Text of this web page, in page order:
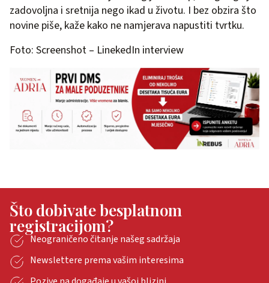
zadovoljna i sretnija nego ikad u životu. I bez obzira što
novine piše, kaže kako ne namjerava napustiti tvrtku.
Foto: Screenshot – LinekedIn interview
Što dobivate besplatnom
registracijom?
Neograničeno čitanje našeg sadržaja
Newslettere prema vašim interesima